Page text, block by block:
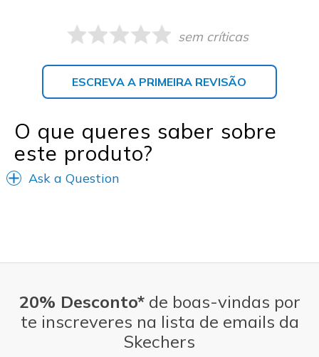
sem críticas
ESCREVA A PRIMEIRA REVISÃO
O que queres saber sobre
este produto?
Ask a Question
20% Desconto*de boas-vindas por
te inscreveres na lista de emails da
Skechers